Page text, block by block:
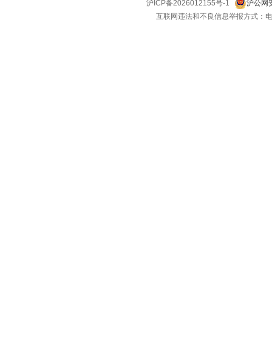
沪ICP备2026012155号-1
沪公网
互联网违法和不良信息举报方式：